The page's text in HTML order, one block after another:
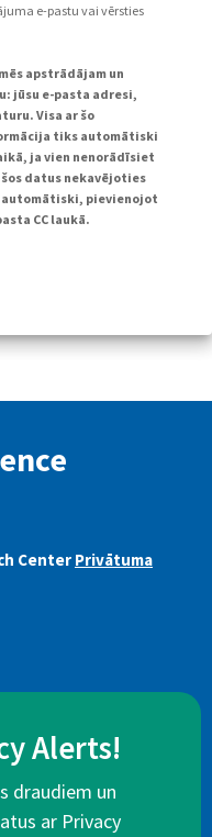
e-pastu vai vērsties
apstrādājam un
jūsu e-pasta adresi,
Visa ar šo
tiks automātiski
ja vien nenorādīsiet
datus nekavējoties
automātiski, pievienojot
CC laukā.
Center Privātuma
Alerts!
draudiem un
ar Privacy